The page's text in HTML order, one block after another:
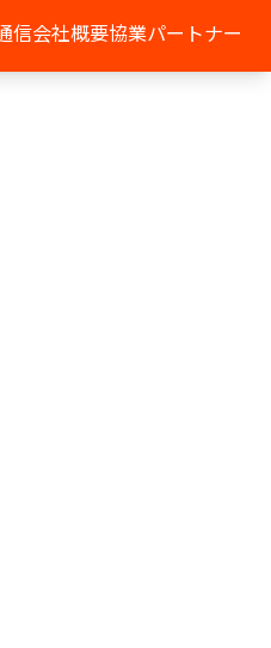
信会社概要協業パートナー